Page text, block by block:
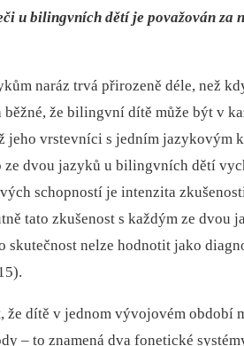
u bilingvních dětí je považován za
naráz trvá přirozeně déle, než
běžné, že bilingvní dítě může být v
jeho vrstevníci s jedním jazykovým
ze dvou jazyků u bilingvních dětí
schopností je intenzita
tato zkušenost s každým ze dvou
skutečnost nelze hodnotit jako
že dítě v jednom vývojovém období
–⁠ to znamená dva fonetické